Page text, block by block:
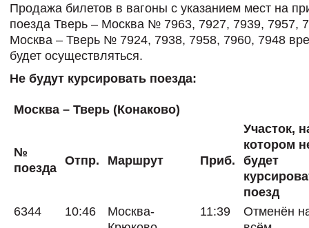
Продажа билетов в вагоны с указанием мест на
поезда Тверь – Москва № 7963, 7927, 7939, 7957,
Москва – Тверь № 7924, 7938, 7958, 7960, 7948
будет осуществляться.
Не будут курсировать поезда:
Москва – Тверь (Конаково)
№
поезда
Отпр. Маршрут Приб.
Участок,
котором
будет
поезд
6344
10:46
Москва-
11:39
Отменён